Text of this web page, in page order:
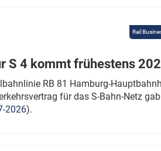
Rail
S 4 kommt frühestens
RB 81 Hamburg-
für das S-Bahn-Netz
2026).